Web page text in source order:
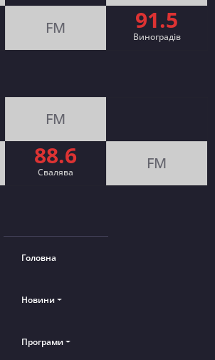
FM 91.5
Виноградів
FM
88.6
Cвалява FM
Головна
Новини
Програми